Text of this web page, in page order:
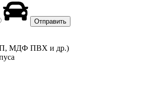
МДФ ПВХ и др.)